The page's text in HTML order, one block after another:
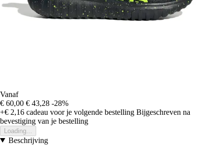
Vanaf
€ 60,00 € 43,28 -28%
+€ 2,16 cadeau voor je volgende bestelling Bijgeschreven na
bevestiging van je bestelling
Loading...
Beschrijving